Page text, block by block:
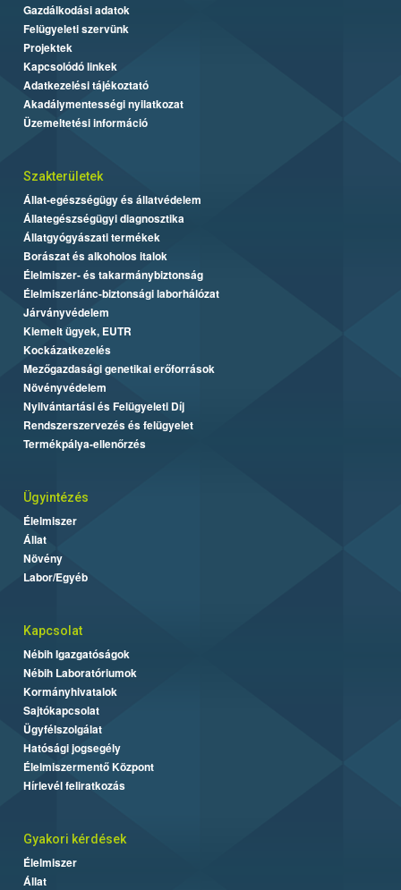
Gazdálkodási adatok
Felügyeleti szervünk
Projektek
Kapcsolódó linkek
Adatkezelési tájékoztató
Akadálymentességi nyilatkozat
Üzemeltetési információ
Szakterületek
Állat-egészségügy és állatvédelem
Állategészségügyi diagnosztika
Állatgyógyászati termékek
Borászat és alkoholos italok
Élelmiszer- és takarmánybiztonság
Élelmiszerlánc-biztonsági laborhálózat
Járványvédelem
Kiemelt ügyek, EUTR
Kockázatkezelés
Mezőgazdasági genetikai erőforrások
Növényvédelem
Nyilvántartási és Felügyeleti Díj
Rendszerszervezés és felügyelet
Termékpálya-ellenőrzés
Ügyintézés
Élelmiszer
Állat
Növény
Labor/Egyéb
Kapcsolat
Nébih Igazgatóságok
Nébih Laboratóriumok
Kormányhivatalok
Sajtókapcsolat
Ügyfélszolgálat
Hatósági jogsegély
Élelmiszermentő Központ
Hírlevél feliratkozás
Gyakori kérdések
Élelmiszer
Állat